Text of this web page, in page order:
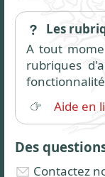
Les
A tout
rubriques
Aide en
Des
Contactez